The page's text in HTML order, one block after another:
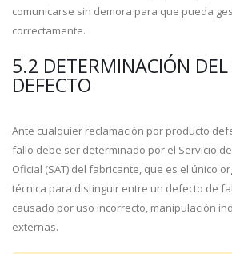
comunicarse sin demora para que pueda
correctamente.
5.2 DETERMINACIÓN
DEFECTO
Ante cualquier reclamación por producto
fallo debe ser determinado por el Servicio
Oficial (SAT) del fabricante, que es el único
técnica para distinguir entre un defecto de
causado por uso incorrecto, manipulación
externas.